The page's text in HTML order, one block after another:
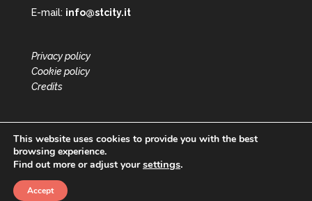
E-mail: info@stcity.it
Privacy policy
Cookie policy
Credits
PRIN Short Term City © All rights reserved
This website uses cookies to provide you with the best
browsing experience.
Find out more or adjust yoursettings.
Accept